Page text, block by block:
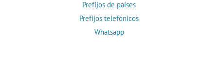
Prefijos de países
Prefijos telefónicos
Whatsapp